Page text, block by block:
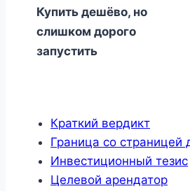
Купить дешёво, но
слишком дорого
запустить
Краткий вердикт
Граница со страницей
Инвестиционный тезис
Целевой арендатор